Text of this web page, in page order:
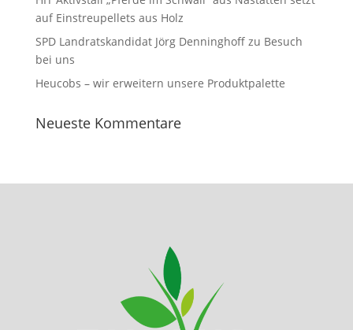
auf Einstreupellets aus Holz
SPD Landratskandidat Jörg Denninghoff zu Besuch
bei uns
Heucobs – wir erweitern unsere Produktpalette
Neueste Kommentare